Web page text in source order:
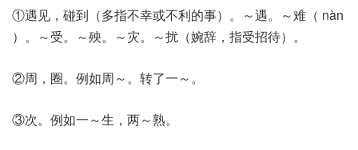
①遇见，碰到（多指不幸或不利的事）。～遇。～难（ nàn
）。～受。～殃。～灾。～扰（婉辞，指受招待）。
②周，圈。例如周～。转了一～。
③次。例如一～生，两～熟。